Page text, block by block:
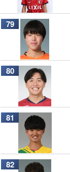
79
80
81
82